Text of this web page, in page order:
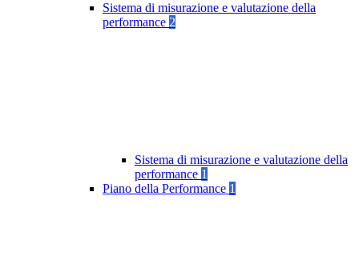
Sistema di misurazione e valutazione della
performance 2
Sistema di misurazione e valutazione della
performance 1
Piano della Performance 1